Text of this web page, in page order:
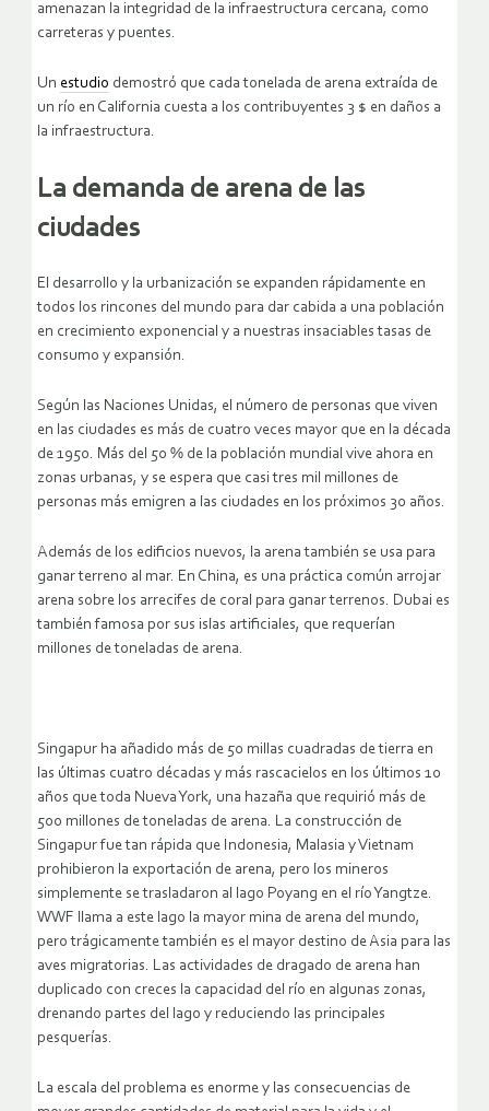
amenazan la integridad de la infraestructura cercana, como
carreteras y puentes.
Un estudio demostró que cada tonelada de arena extraída de
un río en California cuesta a los contribuyentes 3 $ en daños a
la infraestructura.
La demanda de arena de las
ciudades
El desarrollo y la urbanización se expanden rápidamente en
todos los rincones del mundo para dar cabida a una población
en crecimiento exponencial y a nuestras insaciables tasas de
consumo y expansión.
Según las Naciones Unidas, el número de personas que viven
en las ciudades es más de cuatro veces mayor que en la década
de 1950. Más del 50 % de la población mundial vive ahora en
zonas urbanas, y se espera que casi tres mil millones de
personas más emigren a las ciudades en los próximos 30 años.
Además de los edificios nuevos, la arena también se usa para
ganar terreno al mar. En China, es una práctica común arrojar
arena sobre los arrecifes de coral para ganar terrenos. Dubai es
también famosa por sus islas artificiales, que requerían
millones de toneladas de arena.
Singapur ha añadido más de 50 millas cuadradas de tierra en
las últimas cuatro décadas y más rascacielos en los últimos 10
años que toda Nueva York, una hazaña que requirió más de
500 millones de toneladas de arena. La construcción de
Singapur fue tan rápida que Indonesia, Malasia y Vietnam
prohibieron la exportación de arena, pero los mineros
simplemente se trasladaron al lago Poyang en el río Yangtze.
WWF llama a este lago la mayor mina de arena del mundo,
pero trágicamente también es el mayor destino de Asia para las
aves migratorias. Las actividades de dragado de arena han
duplicado con creces la capacidad del río en algunas zonas,
drenando partes del lago y reduciendo las principales
pesquerías.
La escala del problema es enorme y las consecuencias de